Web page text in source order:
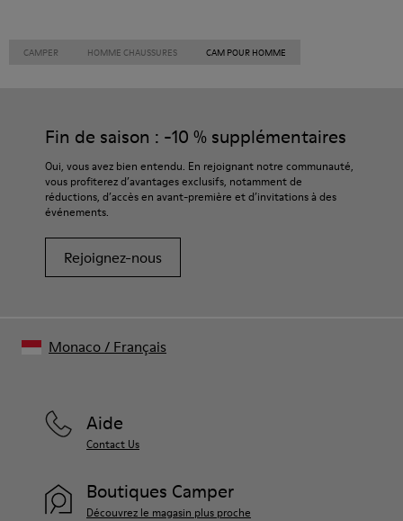
CAMPER HOMME CHAUSSURES CAM POUR HOMME
Fin de saison : -10 % supplémentaires
Oui, vous avez bien entendu. En rejoignant notre communauté,
vous profiterez d’avantages exclusifs, notamment de
réductions, d’accès en avant-première et d’invitations à des
événements.
Rejoignez-nous
Aide
Contact Us
Boutiques Camper
Découvrez le magasin plus proche
Monaco/ Français